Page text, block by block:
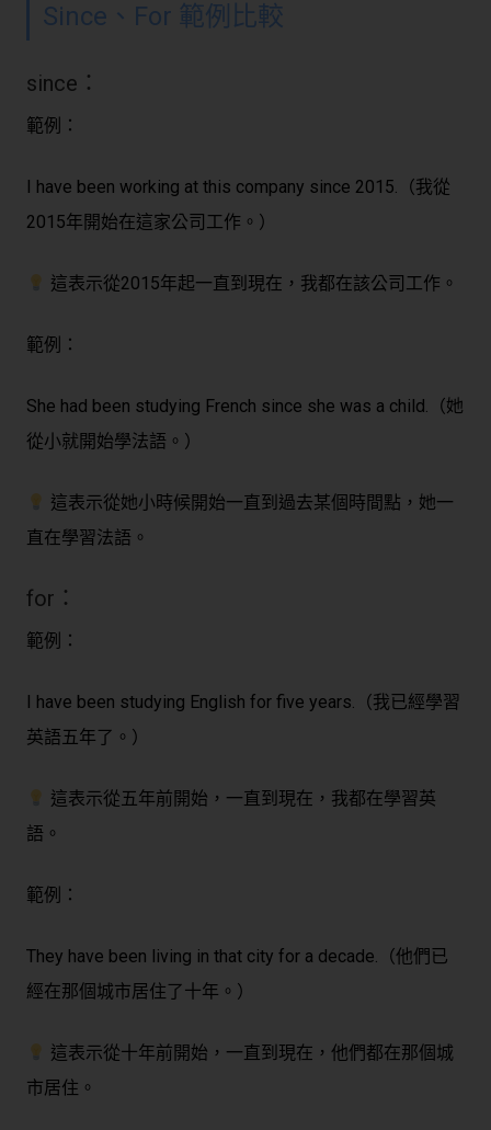
Since、For 範例比較
since：
範例：
I have been working at this company since 2015.（我從
2015年開始在這家公司工作。）
這表示從2015年起一直到現在，我都在該公司工作。
範例：
She had been studying French since she was a child.（她
從小就開始學法語。）
這表示從她小時候開始一直到過去某個時間點，她一
直在學習法語。
for：
範例：
I have been studying English for five years.（我已經學習
英語五年了。）
這表示從五年前開始，一直到現在，我都在學習英
語。
範例：
They have been living in that city for a decade.（他們已
經在那個城市居住了十年。）
這表示從十年前開始，一直到現在，他們都在那個城
市居住。